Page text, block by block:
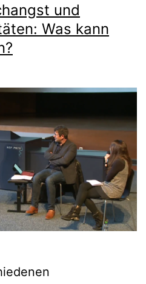
und
Was kann